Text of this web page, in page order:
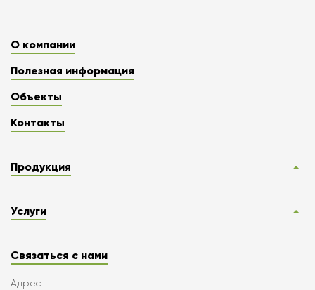
О компании
Полезная информация
Объекты
Контакты
Продукция
Услуги
Связаться с нами
Адрес